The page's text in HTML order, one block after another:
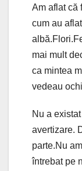
Am aflat că
cum au
mai mult
ca mintea
vedeau
Nu a
avertizare.
parte.Nu
întrebat pe